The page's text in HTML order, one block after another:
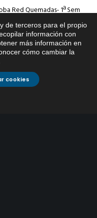
Red Quemadas- 1ª Sem
Red Carrera Caballo-1º
1º Sem 2026
de terceros para el propio
información con
más información en
cómo cambiar la
cookies
tiene cualquier duda sobre
haga click abajo.